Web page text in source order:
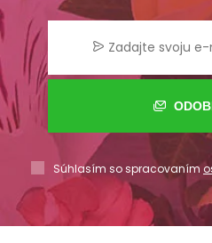
Súhlasím so spracovaním